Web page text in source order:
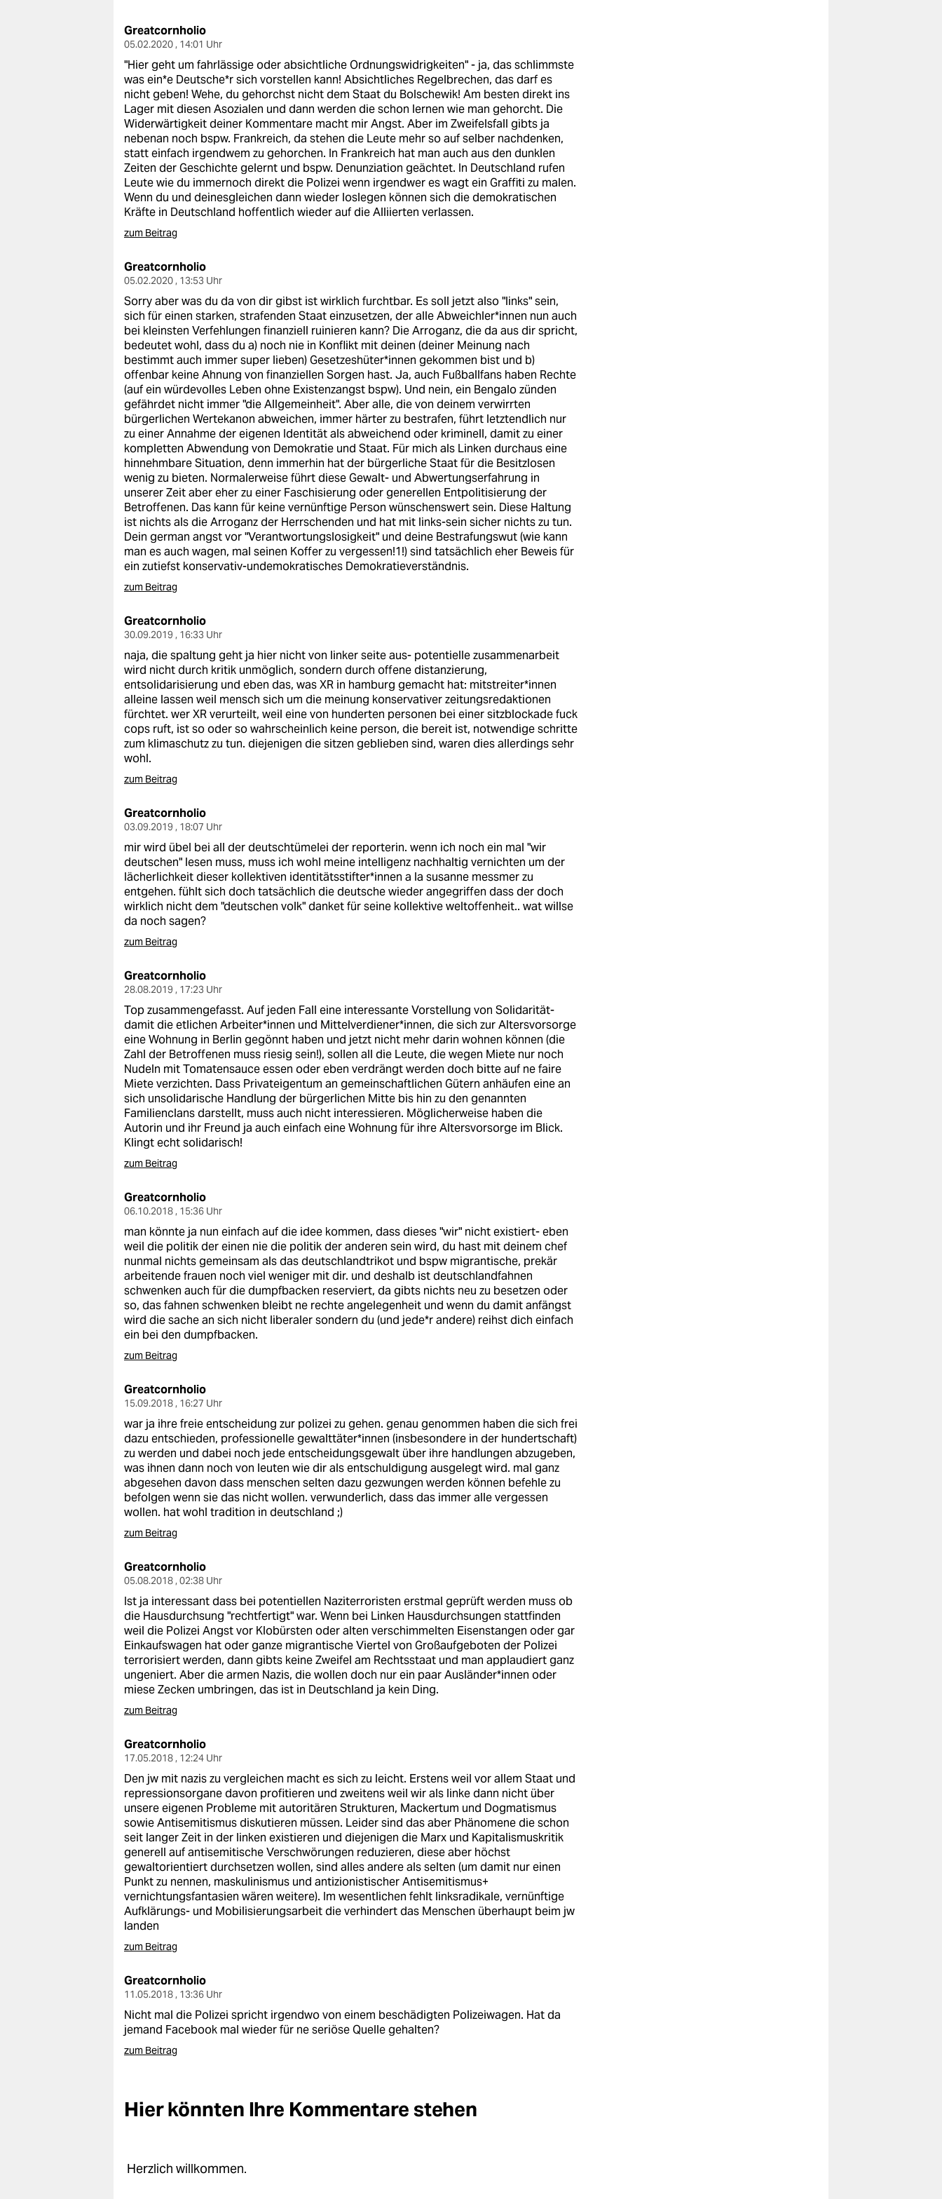
nord
wahrheit
verlag
verlag
veranstaltungen
shop
fragen & hilfe
unterstützen
abo
genossenschaft
epaper login
Greatcornholio
05.02.2020 , 14:01 Uhr
"Hier geht um fahrlässige oder absichtliche Ordnungswidrigkeiten" - ja, das schlimmste
was ein*e Deutsche*r sich vorstellen kann! Absichtliches Regelbrechen, das darf es
nicht geben! Wehe, du gehorchst nicht dem Staat du Bolschewik! Am besten direkt ins
Lager mit diesen Asozialen und dann werden die schon lernen wie man gehorcht. Die
Widerwärtigkeit deiner Kommentare macht mir Angst. Aber im Zweifelsfall gibts ja
nebenan noch bspw. Frankreich, da stehen die Leute mehr so auf selber nachdenken,
statt einfach irgendwem zu gehorchen. In Frankreich hat man auch aus den dunklen
Zeiten der Geschichte gelernt und bspw. Denunziation geächtet. In Deutschland rufen
Leute wie du immernoch direkt die Polizei wenn irgendwer es wagt ein Graffiti zu malen.
Wenn du und deinesgleichen dann wieder loslegen können sich die demokratischen
Kräfte in Deutschland hoffentlich wieder auf die Alliierten verlassen.
zum Beitrag
Greatcornholio
05.02.2020 , 13:53 Uhr
Sorry aber was du da von dir gibst ist wirklich furchtbar. Es soll jetzt also "links" sein,
sich für einen starken, strafenden Staat einzusetzen, der alle Abweichler*innen nun auch
bei kleinsten Verfehlungen finanziell ruinieren kann? Die Arroganz, die da aus dir spricht,
bedeutet wohl, dass du a) noch nie in Konflikt mit deinen (deiner Meinung nach
bestimmt auch immer super lieben) Gesetzeshüter*innen gekommen bist und b)
offenbar keine Ahnung von finanziellen Sorgen hast. Ja, auch Fußballfans haben Rechte
(auf ein würdevolles Leben ohne Existenzangst bspw). Und nein, ein Bengalo zünden
gefährdet nicht immer "die Allgemeinheit". Aber alle, die von deinem verwirrten
bürgerlichen Wertekanon abweichen, immer härter zu bestrafen, führt letztendlich nur
zu einer Annahme der eigenen Identität als abweichend oder kriminell, damit zu einer
kompletten Abwendung von Demokratie und Staat. Für mich als Linken durchaus eine
hinnehmbare Situation, denn immerhin hat der bürgerliche Staat für die Besitzlosen
wenig zu bieten. Normalerweise führt diese Gewalt- und Abwertungserfahrung in
unserer Zeit aber eher zu einer Faschisierung oder generellen Entpolitisierung der
Betroffenen. Das kann für keine vernünftige Person wünschenswert sein. Diese Haltung
ist nichts als die Arroganz der Herrschenden und hat mit links-sein sicher nichts zu tun.
Dein german angst vor "Verantwortungslosigkeit" und deine Bestrafungswut (wie kann
man es auch wagen, mal seinen Koffer zu vergessen!1!) sind tatsächlich eher Beweis für
ein zutiefst konservativ-undemokratisches Demokratieverständnis.
zum Beitrag
Greatcornholio
30.09.2019 , 16:33 Uhr
naja, die spaltung geht ja hier nicht von linker seite aus- potentielle zusammenarbeit
wird nicht durch kritik unmöglich, sondern durch offene distanzierung,
entsolidarisierung und eben das, was XR in hamburg gemacht hat: mitstreiter*innen
alleine lassen weil mensch sich um die meinung konservativer zeitungsredaktionen
fürchtet. wer XR verurteilt, weil eine von hunderten personen bei einer sitzblockade fuck
cops ruft, ist so oder so wahrscheinlich keine person, die bereit ist, notwendige schritte
zum klimaschutz zu tun. diejenigen die sitzen geblieben sind, waren dies allerdings sehr
wohl.
zum Beitrag
Greatcornholio
03.09.2019 , 18:07 Uhr
mir wird übel bei all der deutschtümelei der reporterin. wenn ich noch ein mal "wir
deutschen" lesen muss, muss ich wohl meine intelligenz nachhaltig vernichten um der
lächerlichkeit dieser kollektiven identitätsstifter*innen a la susanne messmer zu
entgehen. fühlt sich doch tatsächlich die deutsche wieder angegriffen dass der doch
wirklich nicht dem "deutschen volk" danket für seine kollektive weltoffenheit.. wat willse
da noch sagen?
zum Beitrag
Greatcornholio
28.08.2019 , 17:23 Uhr
Top zusammengefasst. Auf jeden Fall eine interessante Vorstellung von Solidarität-
damit die etlichen Arbeiter*innen und Mittelverdiener*innen, die sich zur Altersvorsorge
eine Wohnung in Berlin gegönnt haben und jetzt nicht mehr darin wohnen können (die
Zahl der Betroffenen muss riesig sein!), sollen all die Leute, die wegen Miete nur noch
Nudeln mit Tomatensauce essen oder eben verdrängt werden doch bitte auf ne faire
Miete verzichten. Dass Privateigentum an gemeinschaftlichen Gütern anhäufen eine an
sich unsolidarische Handlung der bürgerlichen Mitte bis hin zu den genannten
Familienclans darstellt, muss auch nicht interessieren. Möglicherweise haben die
Autorin und ihr Freund ja auch einfach eine Wohnung für ihre Altersvorsorge im Blick.
Klingt echt solidarisch!
zum Beitrag
Greatcornholio
06.10.2018 , 15:36 Uhr
man könnte ja nun einfach auf die idee kommen, dass dieses "wir" nicht existiert- eben
weil die politik der einen nie die politik der anderen sein wird, du hast mit deinem chef
nunmal nichts gemeinsam als das deutschlandtrikot und bspw migrantische, prekär
arbeitende frauen noch viel weniger mit dir. und deshalb ist deutschlandfahnen
schwenken auch für die dumpfbacken reserviert, da gibts nichts neu zu besetzen oder
so, das fahnen schwenken bleibt ne rechte angelegenheit und wenn du damit anfängst
wird die sache an sich nicht liberaler sondern du (und jede*r andere) reihst dich einfach
ein bei den dumpfbacken.
zum Beitrag
Greatcornholio
15.09.2018 , 16:27 Uhr
war ja ihre freie entscheidung zur polizei zu gehen. genau genommen haben die sich frei
dazu entschieden, professionelle gewalttäter*innen (insbesondere in der hundertschaft)
zu werden und dabei noch jede entscheidungsgewalt über ihre handlungen abzugeben,
was ihnen dann noch von leuten wie dir als entschuldigung ausgelegt wird. mal ganz
abgesehen davon dass menschen selten dazu gezwungen werden können befehle zu
befolgen wenn sie das nicht wollen. verwunderlich, dass das immer alle vergessen
wollen. hat wohl tradition in deutschland ;)
zum Beitrag
Greatcornholio
05.08.2018 , 02:38 Uhr
Ist ja interessant dass bei potentiellen Naziterroristen erstmal geprüft werden muss ob
die Hausdurchsung "rechtfertigt" war. Wenn bei Linken Hausdurchsungen stattfinden
weil die Polizei Angst vor Klobürsten oder alten verschimmelten Eisenstangen oder gar
Einkaufswagen hat oder ganze migrantische Viertel von Großaufgeboten der Polizei
terrorisiert werden, dann gibts keine Zweifel am Rechtsstaat und man applaudiert ganz
ungeniert. Aber die armen Nazis, die wollen doch nur ein paar Ausländer*innen oder
miese Zecken umbringen, das ist in Deutschland ja kein Ding.
zum Beitrag
Greatcornholio
17.05.2018 , 12:24 Uhr
Den jw mit nazis zu vergleichen macht es sich zu leicht. Erstens weil vor allem Staat und
repressionsorgane davon profitieren und zweitens weil wir als linke dann nicht über
unsere eigenen Probleme mit autoritären Strukturen, Mackertum und Dogmatismus
sowie Antisemitismus diskutieren müssen. Leider sind das aber Phänomene die schon
seit langer Zeit in der linken existieren und diejenigen die Marx und Kapitalismuskritik
generell auf antisemitische Verschwörungen reduzieren, diese aber höchst
gewaltorientiert durchsetzen wollen, sind alles andere als selten (um damit nur einen
Punkt zu nennen, maskulinismus und antizionistischer Antisemitismus+
vernichtungsfantasien wären weitere). Im wesentlichen fehlt linksradikale, vernünftige
Aufklärungs- und Mobilisierungsarbeit die verhindert das Menschen überhaupt beim jw
landen
zum Beitrag
Greatcornholio
11.05.2018 , 13:36 Uhr
Nicht mal die Polizei spricht irgendwo von einem beschädigten Polizeiwagen. Hat da
jemand Facebook mal wieder für ne seriöse Quelle gehalten?
zum Beitrag
Hier könnten Ihre Kommentare stehen
Herzlich willkommen.